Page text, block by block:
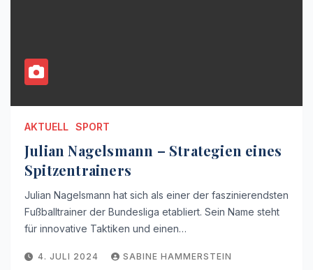
AKTUELL SPORT
Julian Nagelsmann – Strategien eines
Spitzentrainers
Julian Nagelsmann hat sich als einer der faszinierendsten
Fußballtrainer der Bundesliga etabliert. Sein Name steht
für innovative Taktiken und einen…
4. JULI 2024 SABINE HAMMERSTEIN